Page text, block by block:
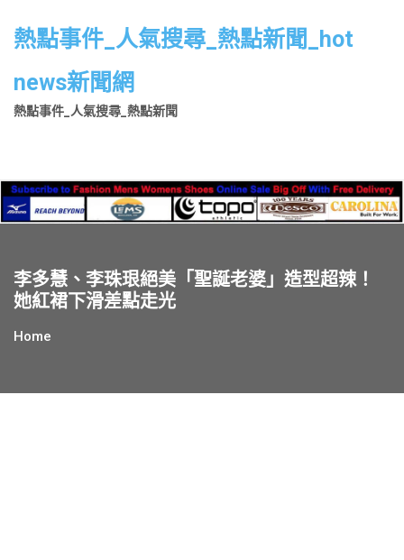
熱點事件_人氣搜尋_熱點新聞_hot
news新聞網
熱點事件_人氣搜尋_熱點新聞
李多慧、李珠珢絕美「聖誕老婆」造型超辣！
她紅裙下滑差點走光
Home